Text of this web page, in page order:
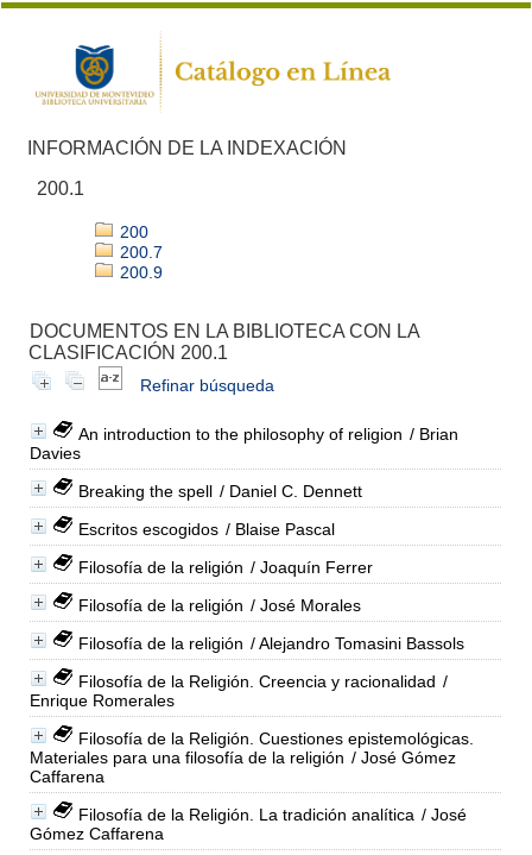
INFORMACIÓN DE LA INDEXACIÓN
200.1
200
200.7
200.9
DOCUMENTOS EN LA BIBLIOTECA CON LA
CLASIFICACIÓN 200.1
Refinar búsqueda
An introduction to the philosophy of religion / Brian
Davies
Breaking the spell / Daniel C. Dennett
Escritos escogidos / Blaise Pascal
Filosofía de la religión / Joaquín Ferrer
Filosofía de la religión / José Morales
Filosofía de la religión / Alejandro Tomasini Bassols
Filosofía de la Religión. Creencia y racionalidad /
Enrique Romerales
Filosofía de la Religión. Cuestiones epistemológicas.
Materiales para una filosofía de la religión / José Gómez
Caffarena
Filosofía de la Religión. La tradición analítica / José
Gómez Caffarena